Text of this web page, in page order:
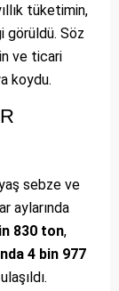
tüketimin,
görüldü. Söz
ve ticari
koydu.
sebze ve
aylarında
830 ton,
4 bin 977